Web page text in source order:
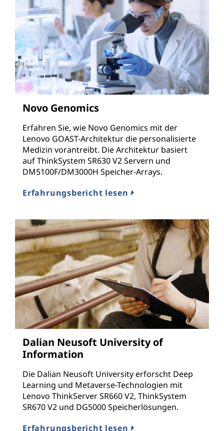
Novo Genomics
Erfahren Sie, wie Novo Genomics mit der
Lenovo GOAST-Architektur die personalisierte
Medizin vorantreibt. Die Architektur basiert
auf ThinkSystem SR630 V2 Servern und
DM5100F/DM3000H Speicher-Arrays.
Erfahrungsbericht lesen
Dalian Neusoft University of
Information
Die Dalian Neusoft University erforscht Deep
Learning und Metaverse-Technologien mit
Lenovo ThinkServer SR660 V2, ThinkSystem
SR670 V2 und DG5000 Speicherlösungen.
Erfahrungsbericht lesen